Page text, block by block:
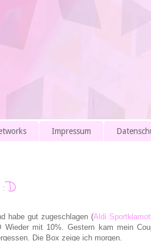
Impressum
habe gut zugeschlagen (Aldi
Wieder mit 10%. Gestern kam mein
Die Box zeige ich morgen.